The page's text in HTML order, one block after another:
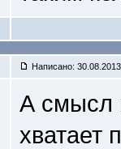
Написано:
А смысл
хватает